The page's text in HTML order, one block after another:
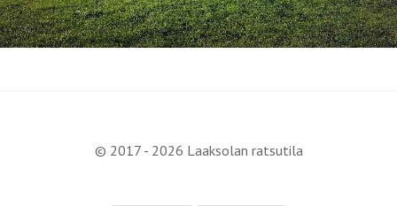
© 2017 - 2026 Laaksolan ratsutila